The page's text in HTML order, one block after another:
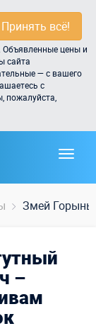
Принять всё!
Объявленные цены и
сайта
— с вашего
с
пожалуйста,
Змей
–